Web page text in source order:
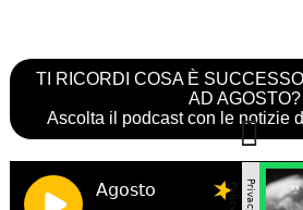
TI RICORDI COSA È
AD AGOSTO?
Ascolta il podcast con le notizie